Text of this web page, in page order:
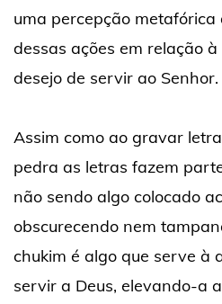
uma percepção
dessas ações em relação
desejo de servir ao Senhor.
Assim como ao gravar
pedra as letras fazem
não sendo algo colocado
obscurecendo nem
chukim é algo que serve à
servir a Deus, elevando-a